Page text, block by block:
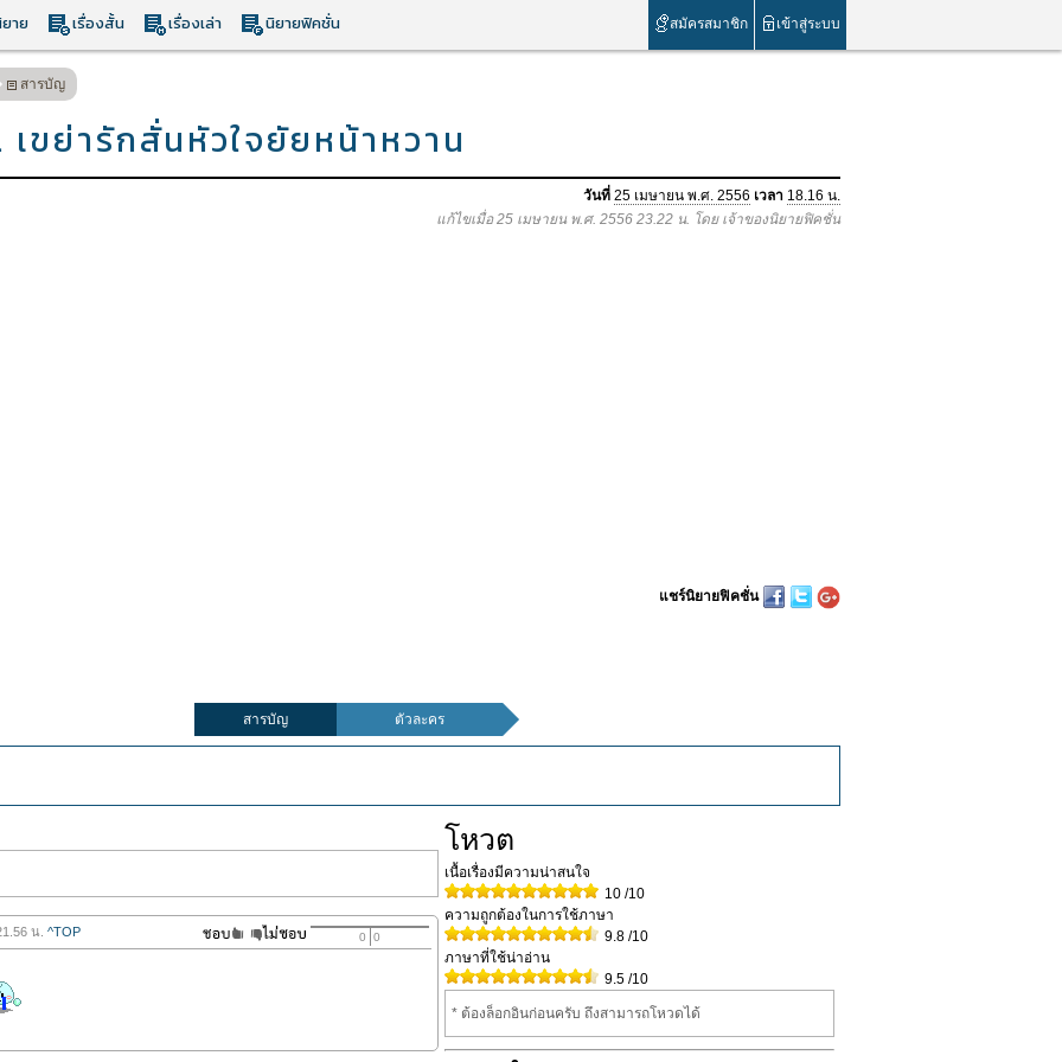
าย เรื่องสั้น เรื่องเล่า นิยายฟิคชั่น สมัครสมาชิก เข้าสู่ระบบ
สารบัญ
ขย่ารักสั่นหัวใจยัยหน้าหวาน
วันที่ 25 เมษายน พ.ศ. 2556 เวลา 18.16 น.
แก้ไขเมื่อ 25 เมษายน พ.ศ. 2556 23.22 น. โดย เจ้าของนิยายฟิคชั่น
แชร์นิยายฟิคชั่น
สารบัญ ตัวละคร
น. ^TOP 0 0
โหวต
เนื้อเรื่องมีความน่าสนใจ
10/10
ความถูกต้องในการใช้ภาษา
9.8/10
ภาษาที่ใช้น่าอ่าน
9.5/10
* ต้องล็อกอินก่อนครับ ถึงสามารถโหวดได้